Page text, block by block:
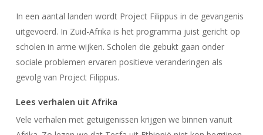
In een aantal landen wordt Project Filippus in de gevangenis
uitgevoerd. In Zuid-Afrika is het programma juist gericht op
scholen in arme wijken. Scholen die gebukt gaan onder
sociale problemen ervaren positieve veranderingen als
gevolg van Project Filippus.
Lees verhalen uit Afrika
Vele verhalen met getuigenissen krijgen we binnen vanuit